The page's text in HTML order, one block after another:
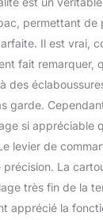
permettant de
Il est vrai,
fait remarquer,
des
garde.
si appréciable
levier de
La
très fin de la
apprécié la